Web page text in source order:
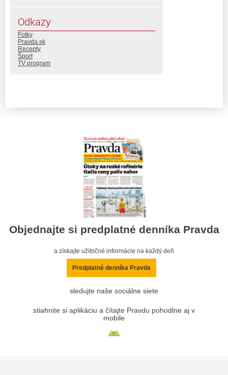
Odkazy
Fotky
Pravda.sk
Recepty
Šport
TV program
Objednajte si predplatné denníka Pravda
a získajte užitočné informácie na každý deň
Predplatné denníka Pravda
sledujte naše sociálne siete
stiahnite si aplikáciu a čítajte Pravdu pohodlne aj v
mobile